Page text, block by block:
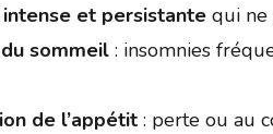
et persistantequi ne
sommeil: insomnies
de l’appétit: perte ou au